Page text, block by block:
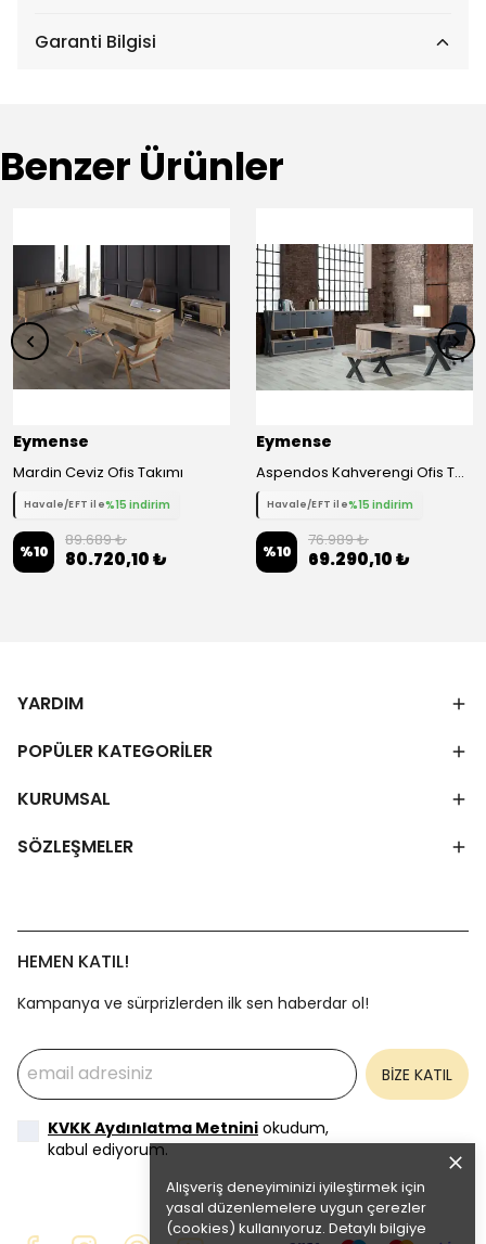
Alışveriş deneyiminizi iyileştirmek için
yasal düzenlemelere uygun çerezler
(cookies) kullanıyoruz. Detaylı bilgiye
Garanti Bilgisi
Benzer Ürünler
Eymense
Mardin Ceviz Ofis Takımı
Havale/EFT ile%15 indirim
%10
89.689 ₺
80.720,10 ₺
Eymense
Aspendos Kahverengi Ofis Takımı
Havale/EFT ile%15 indirim
%10
76.989 ₺
69.290,10 ₺
YARDIM
POPÜLER KATEGORİLER
KURUMSAL
SÖZLEŞMELER
HEMEN KATIL!
Kampanya ve sürprizlerden ilk sen haberdar ol!
BİZE KATIL
KVKK Aydınlatma Metnini okudum,
kabul ediyorum.